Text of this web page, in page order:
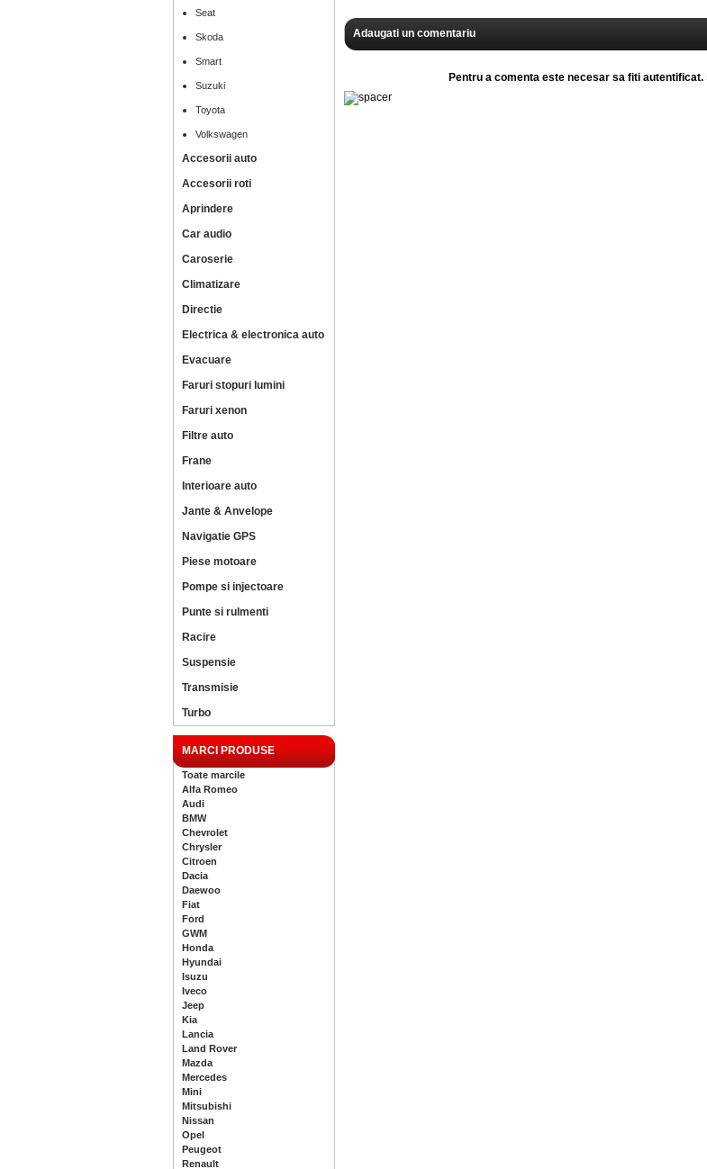
Seat
Skoda
Smart
Suzuki
Toyota
Volkswagen
Accesorii auto
Accesorii roti
Aprindere
Car audio
Caroserie
Climatizare
Directie
Electrica & electronica auto
Evacuare
Faruri stopuri lumini
Faruri xenon
Filtre auto
Frane
Interioare auto
Jante & Anvelope
Navigatie GPS
Piese motoare
Pompe si injectoare
Punte si rulmenti
Racire
Suspensie
Transmisie
Turbo
MARCI PRODUSE
Toate marcile
Alfa Romeo
Audi
BMW
Chevrolet
Chrysler
Citroen
Dacia
Daewoo
Fiat
Ford
GWM
Honda
Hyundai
Isuzu
Iveco
Jeep
Kia
Lancia
Land Rover
Mazda
Mercedes
Mini
Mitsubishi
Nissan
Opel
Peugeot
Renault
Adaugati un comentariu
Pentru a comenta este necesar sa fiti autentificat.